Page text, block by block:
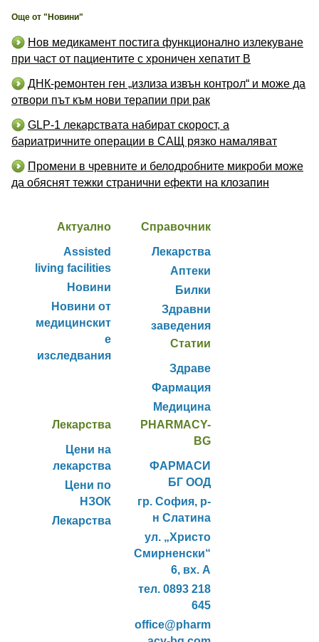
Още от "Новини"
Нов медикамент постига функционално излекуване
при част от пациентите с хроничен хепатит B
ДНК-ремонтен ген „излиза извън контрол“ и може да
отвори път към нови терапии при рак
GLP-1 лекарствата набират скорост, а
бариатричните операции в САЩ рязко намаляват
Промени в чревните и белодробните микроби може
да обяснят тежки странични ефекти на клозапин
Актуално
Assisted
living facilities
Новини
Новини от
медицинскит
е
изследвания
Справочник
Лекарства
Аптеки
Билки
Здравни
заведения
Статии
Здраве
Фармация
Медицина
Лекарства
Цени на
лекарства
Цени по
НЗОК
Лекарства
PHARMACY-
BG
ФАРМАСИ
БГ ООД
гр. София, р-
н Слатина
ул. „Христо
Смирненски“
6, вх. А
тел. 0893 218
645
office@pharm